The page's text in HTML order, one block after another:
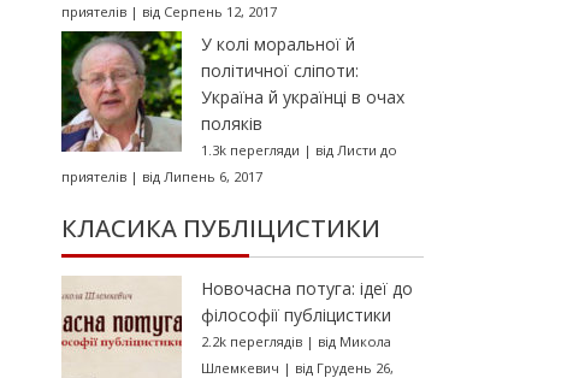
приятелів| від Серпень 12, 2017
У колі моральної й
політичної сліпоти:
Україна й українці в очах
поляків
1.3k перегляди | від Листи до
приятелів| від Липень 6, 2017
КЛАСИКА ПУБЛІЦИСТИКИ
Новочасна потуга: ідеї до
філософії публіцистики
2.2k переглядів| від Микола
Шлемкевич | від Грудень 26,